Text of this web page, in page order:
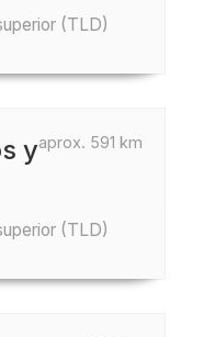
(TLD)
aprox. 591 km
y
(TLD)